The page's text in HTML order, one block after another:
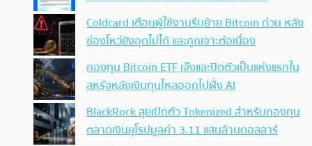
Coldcard เตือนผู้ใช้งานรีบย้าย Bitcoin ด่วน หลัง
ช่องโหว่ยังอุดไม่ได้ และถูกเจาะต่อเนื่อง
กองทุน Bitcoin ETF เจ๊งและปิดตัวเป็นแห่งแรกใน
สหรัฐหลังเงินทุนไหลออกไปฝั่ง AI
BlackRock ลุยเปิดตัว Tokenized สำหรับกองทุน
ตลาดเงินยุโรปมูลค่า 3.11 แสนล้านดอลลาร์